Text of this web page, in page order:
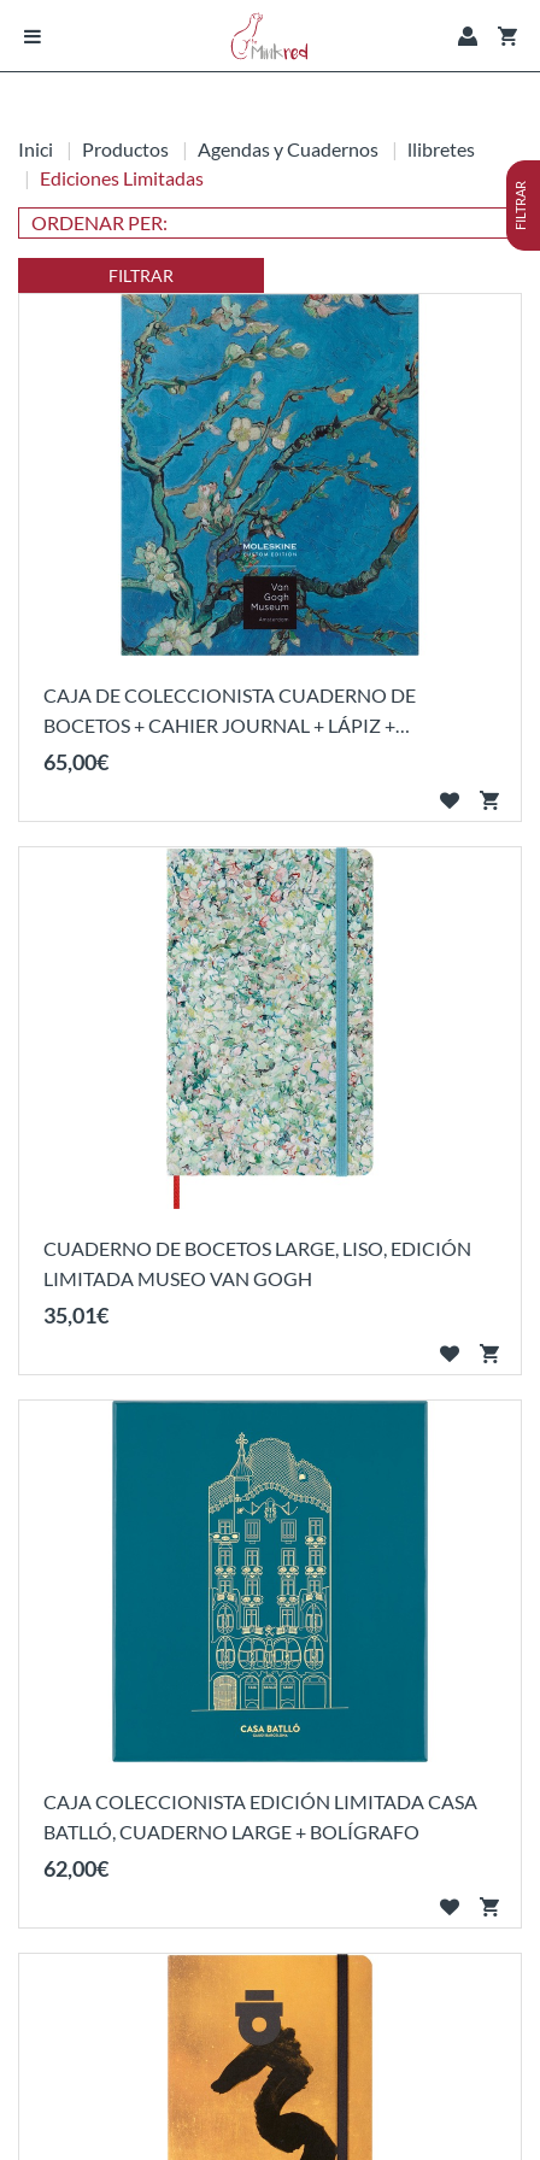
Inici Productos Agendas y Cuadernos
llibretes
Ediciones Limitadas
FILTRAR
FILTRAR
CAJA DE COLECCIONISTA CUADERNO DE
BOCETOS + CAHIER JOURNAL + LÁPIZ +
AFILADOR...
65,00€
CUADERNO DE BOCETOS LARGE, LISO, EDICIÓN
LIMITADA MUSEO VAN GOGH
35,01€
CAJA COLECCIONISTA EDICIÓN LIMITADA CASA
BATLLÓ, CUADERNO LARGE + BOLÍGRAFO
62,00€